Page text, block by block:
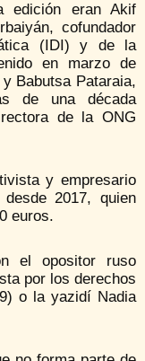
edición eran Akif
cofundador
(IDI) y de la
en marzo de
Babutsa Pataraia,
de una década
de la ONG
y empresario
2017, quien
euros.
el opositor ruso
por los derechos
o la yazidí Nadia